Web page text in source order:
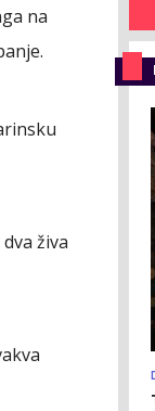
na
živa